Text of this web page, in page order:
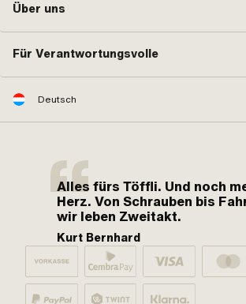
Über uns
Für Verantwortungsvolle
Deutsch
Alles fürs Töffli. Und noch
Herz. Von Schrauben bis
wir leben Zweitakt.
Kurt Bernhard